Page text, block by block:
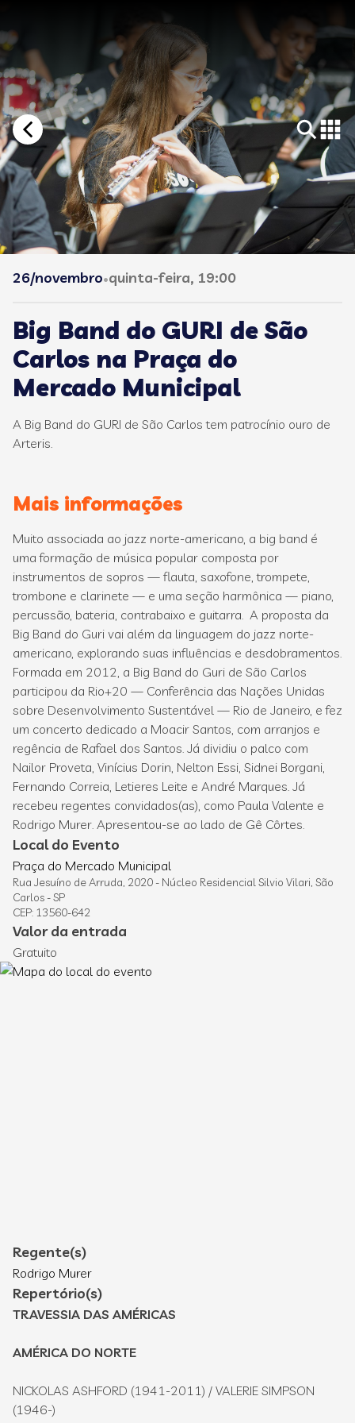
26/novembro•quinta-feira, 19:00
Big Band do GURI de São
Carlos na Praça do
Mercado Municipal
A Big Band do GURI de São Carlos tem patrocínio ouro de
Arteris.
Mais informações
Muito associada ao jazz norte-americano, a big band é
uma formação de música popular composta por
instrumentos de sopros — flauta, saxofone, trompete,
trombone e clarinete — e uma seção harmônica — piano,
percussão, bateria, contrabaixo e guitarra. A proposta da
Big Band do Guri vai além da linguagem do jazz norte-
americano, explorando suas influências e desdobramentos.
Formada em 2012, a Big Band do Guri de São Carlos
participou da Rio+20 — Conferência das Nações Unidas
sobre Desenvolvimento Sustentável — Rio de Janeiro, e fez
um concerto dedicado a Moacir Santos, com arranjos e
regência de Rafael dos Santos. Já dividiu o palco com
Nailor Proveta, Vinícius Dorin, Nelton Essi, Sidnei Borgani,
Fernando Correia, Letieres Leite e André Marques. Já
recebeu regentes convidados(as), como Paula Valente e
Rodrigo Murer. Apresentou-se ao lado de Gê Côrtes.
Local do Evento
Praça do Mercado Municipal
Rua Jesuíno de Arruda, 2020 - Núcleo Residencial Silvio Vilari, São
Carlos - SP
CEP: 13560-642
Valor da entrada
Gratuito
Regente(s)
Rodrigo Murer
Repertório(s)
TRAVESSIA DAS AMÉRICAS
AMÉRICA DO NORTE
NICKOLAS ASHFORD (1941-2011) / VALERIE SIMPSON
(1946-)